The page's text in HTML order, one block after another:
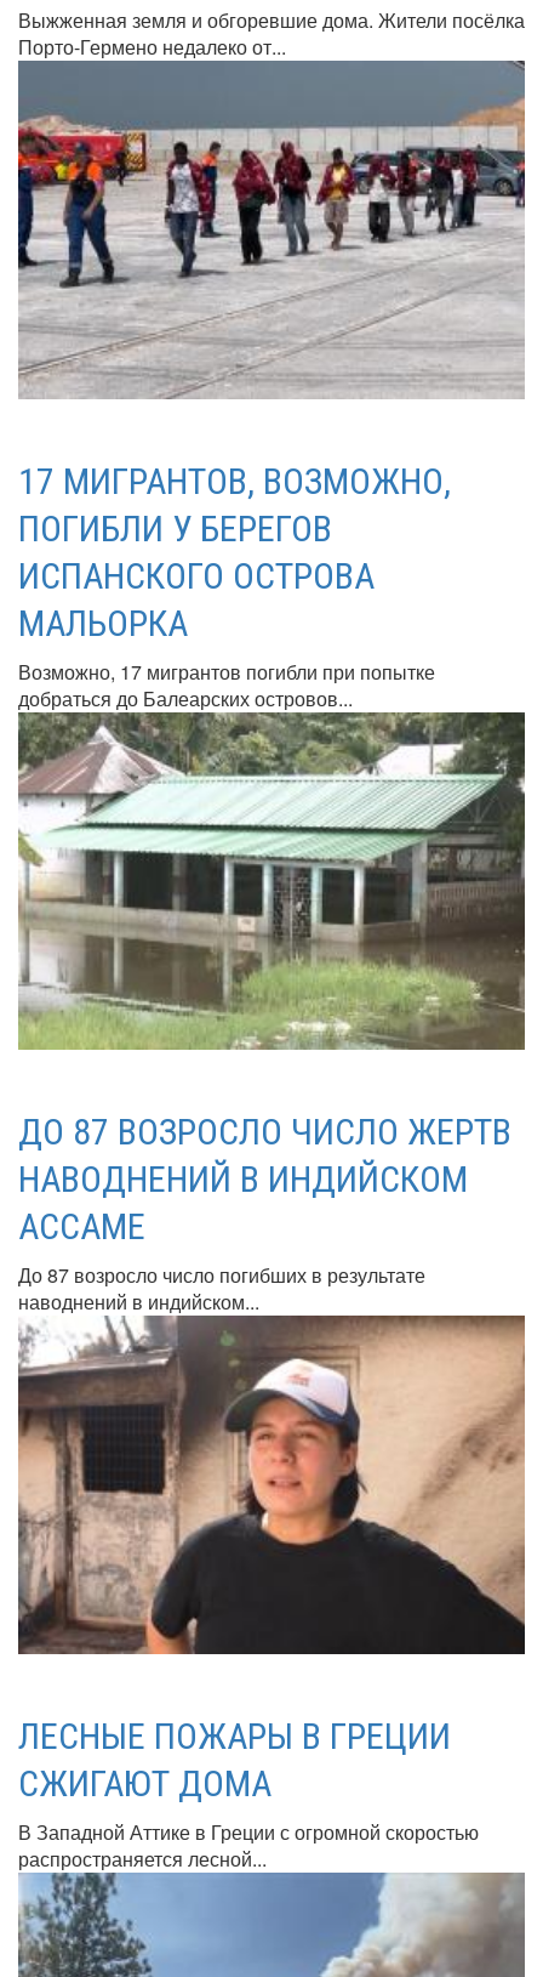
Выжженная земля и обгоревшие дома. Жители посёлка
Порто-Гермено недалеко от...
17 МИГРАНТОВ, ВОЗМОЖНО,
ПОГИБЛИ У БЕРЕГОВ
ИСПАНСКОГО ОСТРОВА
МАЛЬОРКА
Возможно, 17 мигрантов погибли при попытке
добраться до Балеарских островов...
ДО 87 ВОЗРОСЛО ЧИСЛО ЖЕРТВ
НАВОДНЕНИЙ В ИНДИЙСКОМ
АССАМЕ
До 87 возросло число погибших в результате
наводнений в индийском...
ЛЕСНЫЕ ПОЖАРЫ В ГРЕЦИИ
СЖИГАЮТ ДОМА
В Западной Аттике в Греции с огромной скоростью
распространяется лесной...